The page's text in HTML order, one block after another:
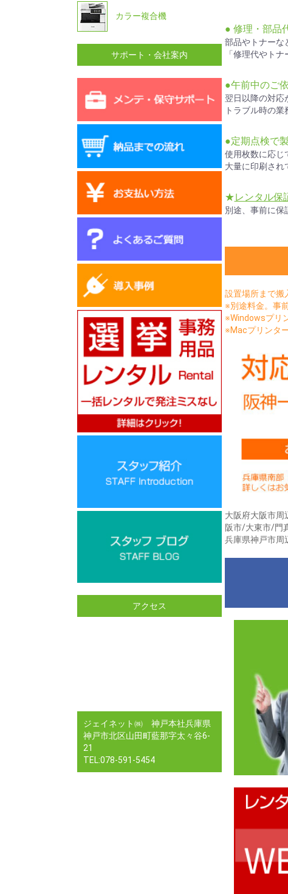
カラー複合機
サポート・会社案内
アクセス
ジェイネット㈱ 神戸本社兵庫県
神戸市北区山田町藍那字太々谷6-
21
TEL:078-591-5454
● 修理・部品
部品やトナーな
「修理代やト
●午前中のご
翌日以降の対応
トラブル時の業
●定期点検で
使用枚数に応じ
大量に印刷され
★レンタル保
別途、事前に保
設置場所まで搬
※別途料金。事
※Windowsプリ
※Macプリンタ
大阪府大阪市
阪市/大東市/門
兵庫県神戸市